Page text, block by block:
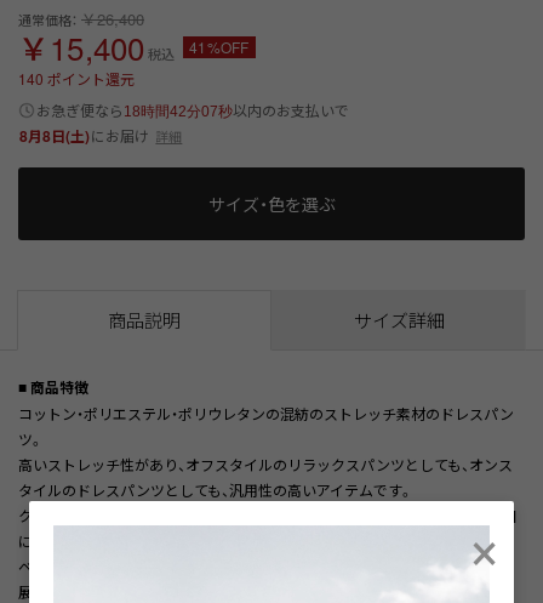
通常価格： ￥26,400
￥15,400 税込
41%OFF
140 ポイント還元
お急ぎ便なら 18時間42分07秒以内のお支払いで
8月8日(土)にお届け 詳細
サイズ・色を選ぶ
商品説明 サイズ詳細
■ 商品特徴
コットン・ポリエステル・ポリウレタンの混紡のストレッチ素材のドレスパン
ツ。
高いストレッチ性があり、オフスタイルのリラックスパンツとしても、オンス
タイルのドレスパンツとしても、汎用性の高いアイテムです。
クリースラインのあるパンツなので、ジャケットスタイルにおいてもきれい目
にコーディネートいただけます。
ベージュ、グレー、ブラックネイビー、ダークグリーン、キャメル、グレーの4色
展開。
×